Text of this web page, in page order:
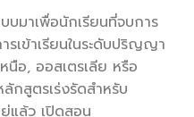
บมาเพื่อนักเรียนที่จบการ
เข้าเรียนในระดับปริญญา
นือ, ออสเตรเลีย หรือ
กสูตรเร่งรัดสำหรับ
แล้ว เปิดสอน